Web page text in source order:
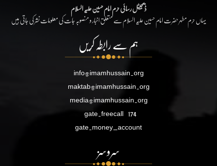
ڈیجیٹل رسائی حرم امام حسین علیہ السلام
یہاں حرم مطہر حضرت امام حسین علیہ السلام سے متعلق اخبار و منصوبہ جات کی معلومات نشر کی جاتی ہیں
ہم سے رابطہ کریں
info@imamhussain.org
maktab@imamhussain.org
media@imamhussain.org
gate.freecall 174
gate.money_account
سروسز